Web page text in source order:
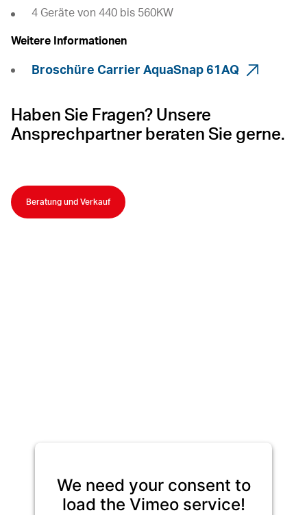
4 Geräte von 440 bis 560KW
Weitere Informationen
Broschüre Carrier AquaSnap 61AQ
Haben Sie Fragen? Unsere
Ansprechpartner beraten Sie gerne.
Beratung und Verkauf
We need your consent to
load the Vimeo service!